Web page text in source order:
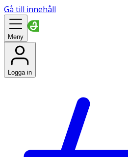
Gå till innehåll
Meny
Logga in